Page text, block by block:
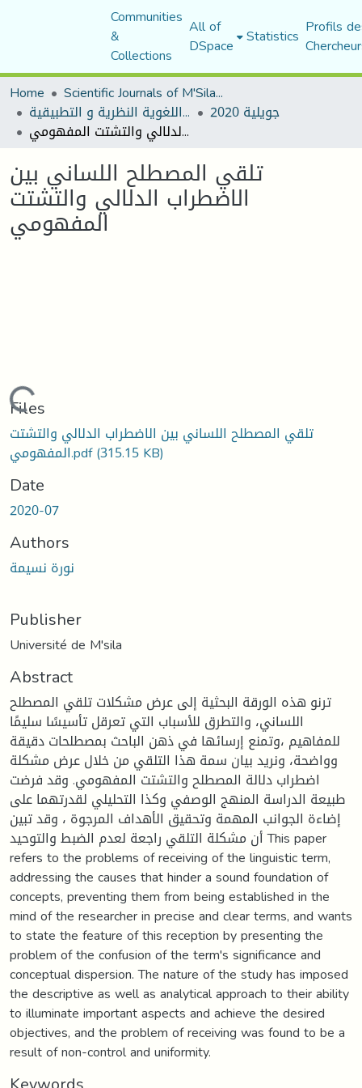
Communities
&
Collections
All of
DSpace Statistics Profils
Home
Scientific Journals of M'Sila University
مجلة المقرى للدراسات اللغوية النظرية و التطبيقية جويلية 2020
تلقي المصطلح اللساني بين الاضطراب الدلالي والتشتت المفهومي
تلقي المصطلح اللساني بين
الاضطراب الدلالي والتشتت
المفهومي
Loading...
Files
تلقي المصطلح اللساني بين الاضطراب الدلالي والتشتت
المفهومي.pdf(315.15 KB)
Date
2020-07
Authors
نورة نسيمة
Publisher
Université de M'sila
Abstract
ترنو هذه الورقة البحثية إلى عرض مشكلات تلقي المصطلح
اللساني، والتطرق للأسباب التي تعرقل تأسيسًا سليمًا
للمفاهيم ،وتمنع إرسائها في ذهن الباحث بمصطلحات دقيقة
وواضحة، ونريد بيان سمة هذا التلقي من خلال عرض مشكلة
اضطراب دلالة المصطلح والتشتت المفهومي. وقد فرضت
طبيعة الدراسة المنهج الوصفي وكذا التحليلي لقدرتهما على
إضاءة الجوانب المهمة وتحقيق الأهداف المرجوة ، وقد تبين
أن مشكلة التلقي راجعة لعدم الضبط والتوحيد This paper
refers to the problems of receiving of the linguistic term,
addressing the causes that hinder a sound foundation of
concepts, preventing them from being established in the
mind of the researcher in precise and clear terms, and wants
to state the feature of this reception by presenting the
problem of the confusion of the term's significance and
conceptual dispersion. The nature of the study has imposed
the descriptive as well as analytical approach to their ability
to illuminate important aspects and achieve the desired
objectives, and the problem of receiving was found to be a
result of non-control and uniformity.